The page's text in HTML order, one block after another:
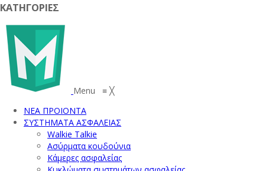
ΚΑΤΗΓΟΡΙΕΣ
Menu ≡ ╳
ΝΕΑ ΠΡΟΙΟΝΤΑ
ΣΥΣΤΗΜΑΤΑ ΑΣΦΑΛΕΙΑΣ
Walkie Talkie
Ασύρματα κουδούνια
Κάμερες ασφαλείας